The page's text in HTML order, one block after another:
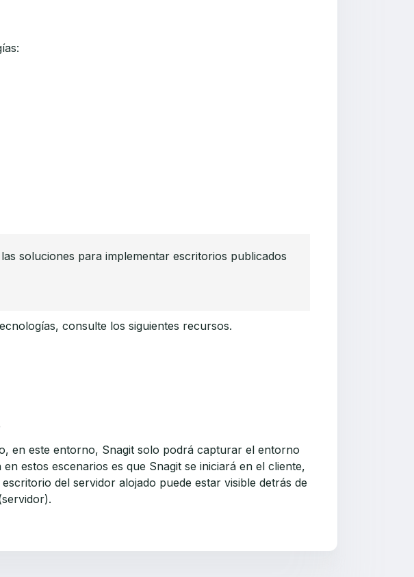
soluciones para implementar escritorios publicados
consulte los siguientes recursos.
en este entorno, Snagit solo podrá capturar el entorno
estos escenarios es que Snagit se iniciará en el cliente,
del servidor alojado puede estar visible detrás de